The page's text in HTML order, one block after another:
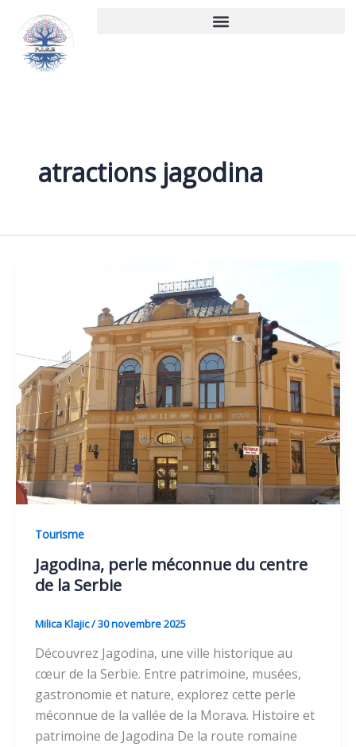
contenu
atractions jagodina
Tourisme
Jagodina, perle méconnue du centre
de la Serbie
Milica Klajic/30 novembre 2025
Découvrez Jagodina, une ville historique au
cœur de la Serbie. Entre patrimoine, musées,
gastronomie et nature, explorez cette perle
méconnue de la vallée de la Morava. Histoire et
patrimoine de Jagodina De la route romaine